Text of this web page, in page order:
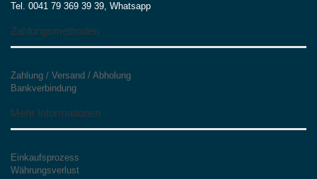
Tel. 0041 79 369 39 39, Whatsapp
Zahlungsmethoden
Zahlung / Versand / Abholung
Bankverbindung
Mehr Informationen
Einkaufsprozess
Währungsverlust